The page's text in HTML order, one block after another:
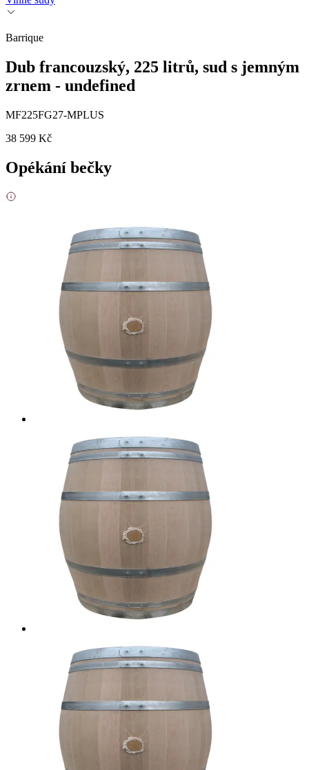
Barrique
Dub francouzský, 225 litrů, sud s jemným
zrnem - undefined
MF225FG27-MPLUS
38 599 Kč
Opékání bečky